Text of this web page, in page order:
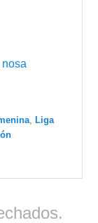
nosa
Liga